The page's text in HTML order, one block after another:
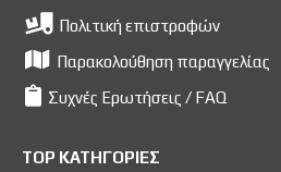
Πολιτική επιστροφών
Παρακολούθηση παραγγελίας
Συχνές Ερωτήσεις / FAQ
TOP ΚΑΤΗΓΟΡΙΕΣ